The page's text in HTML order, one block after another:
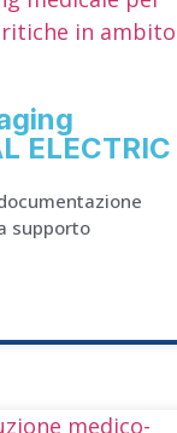
ELECTRIC
supporto